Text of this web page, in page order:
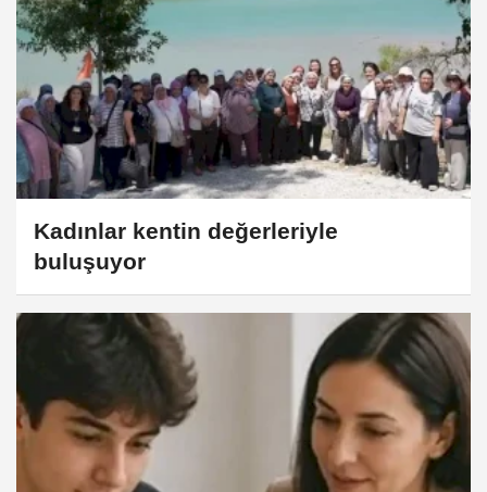
Kadınlar kentin değerleriyle
buluşuyor